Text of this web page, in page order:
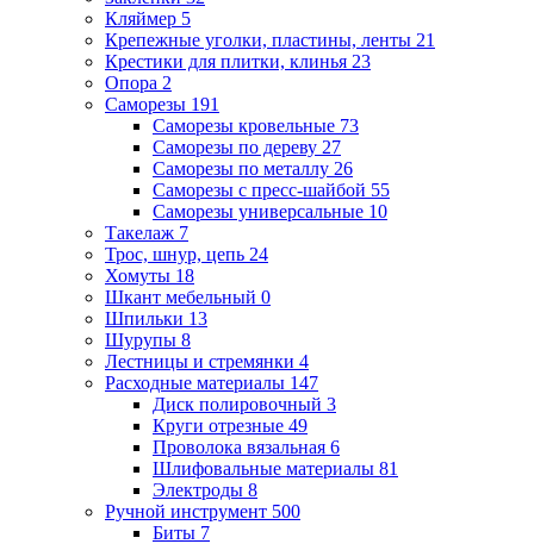
Кляймер 5
Крепежные уголки, пластины, ленты 21
Крестики для плитки, клинья 23
Опора 2
Саморезы 191
Саморезы кровельные 73
Саморезы по дереву 27
Саморезы по металлу 26
Саморезы с пресс-шайбой 55
Саморезы универсальные 10
Такелаж 7
Трос, шнур, цепь 24
Хомуты 18
Шкант мебельный 0
Шпильки 13
Шурупы 8
Лестницы и стремянки 4
Расходные материалы 147
Диск полировочный 3
Круги отрезные 49
Проволока вязальная 6
Шлифовальные материалы 81
Электроды 8
Ручной инструмент 500
Биты 7